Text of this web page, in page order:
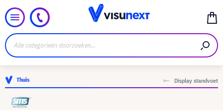
Thuis Display standvoet